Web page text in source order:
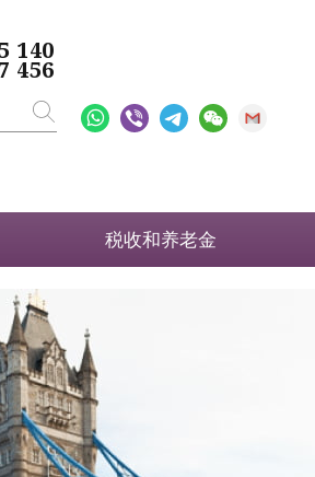
140
456
税收和养老金